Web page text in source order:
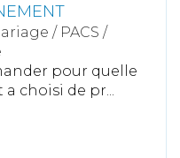
/ PACS /
pour quelle
choisi de pr...